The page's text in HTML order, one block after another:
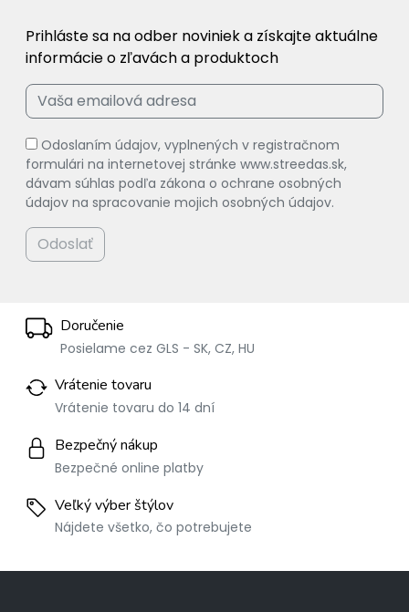
Prihláste sa na odber noviniek a získajte aktuálne
informácie o zľavách a produktoch
Odoslaním údajov, vyplnených v registračnom
formulári na internetovej stránke www.streedas.sk,
dávam súhlas podľa zákona o ochrane osobných
údajov na spracovanie mojich osobných údajov.
Odoslať
Doručenie
Posielame cez GLS - SK, CZ, HU
Vrátenie tovaru
Vrátenie tovaru do 14 dní
Bezpečný nákup
Bezpečné online platby
Veľký výber štýlov
Nájdete všetko, čo potrebujete